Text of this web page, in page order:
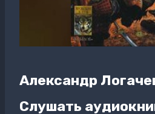
Александр
Слушать